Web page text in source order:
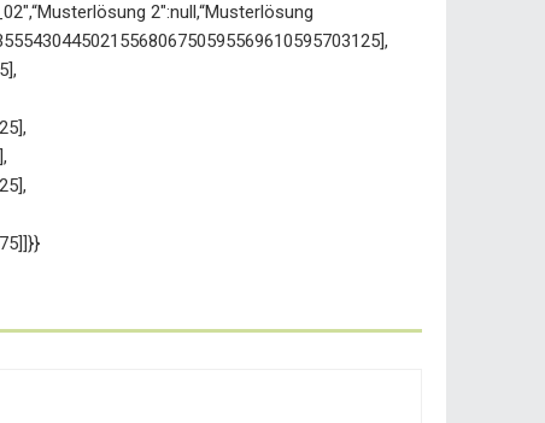
2″:null,“Musterlösung